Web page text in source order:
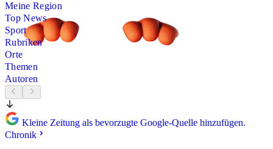
Meine Region
Top News
Sport
Rubriken
Orte
Themen
Autoren
Kleine Zeitung als bevorzugte Google-Quelle hinzufügen.
Chronik